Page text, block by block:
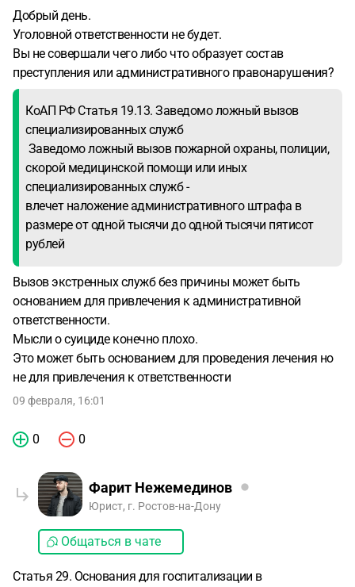
Добрый день.
Уголовной ответственности не будет.
Вы не совершали чего либо что образует состав
преступления или административного правонарушения?
КоАП РФ Статья 19.13. Заведомо ложный вызов
специализированных служб
Заведомо ложный вызов пожарной охраны, полиции,
скорой медицинской помощи или иных
специализированных служб -
влечет наложение административного штрафа в
размере от одной тысячи до одной тысячи пятисот
рублей
Вызов экстренных служб без причины может быть
основанием для привлечения к административной
ответственности.
Мысли о суициде конечно плохо.
Это может быть основанием для проведения лечения но
не для привлечения к ответственности
09 февраля, 16:01
0 0
Фарит Нежемединов
Юрист, г. Ростов-на-Дону
Общаться в чате
Статья 29. Основания для госпитализации в